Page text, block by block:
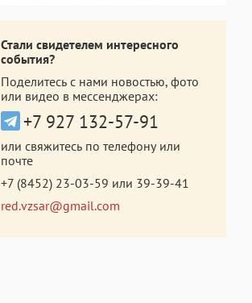
Стали свидетелем интересного
события?
Поделитесь с нами новостью, фото
или видео в мессенджерах:
+7 927 132-57-91
или свяжитесь по телефону или
почте
+7 (8452) 23-03-59 или 39-39-41
red.vzsar@gmail.com